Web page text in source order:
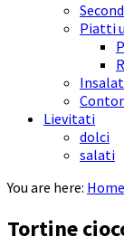
Piatti
Lievitati
dolci
salati
You are here: Home
Tortine